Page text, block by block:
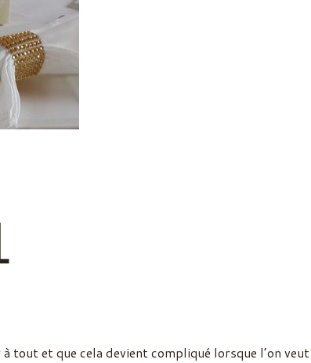
tout et que cela devient compliqué lorsque l’on